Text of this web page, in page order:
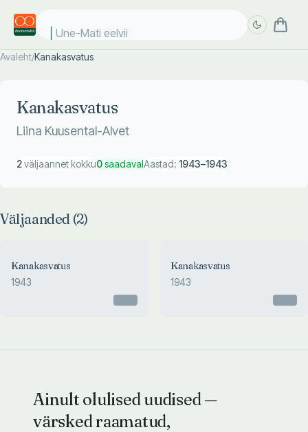
Une-Mati eelviim
Avaleht/Kanakasvatus
Kanakasvatus
Liina Kuusental-Alvet
2väljaannet kokku0saadavalAastad: 1943–1943
Väljaanded (2)
Kanakasvatus
1943
Kanakasvatus
1943
Ainult olulised uudised —
värsked raamatud,